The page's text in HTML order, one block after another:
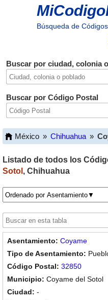
Búsqueda de
Buscar por ciudad, colonia
Buscar por Código Postal
México » Chihuahua »
Listado de todos los
Sotol , Chihuahua
Coyame
32850
Coyame del Sotol
-